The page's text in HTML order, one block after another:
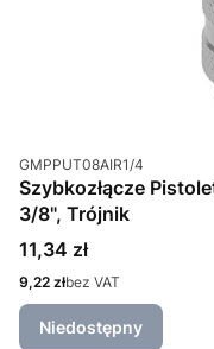
Kod produktu
GMPPUT08AIR1/4
Szybkozłącze
3/8", Trójnik
Cena
11,34 zł
Cena
9,22 złbez VAT
Niedostępny